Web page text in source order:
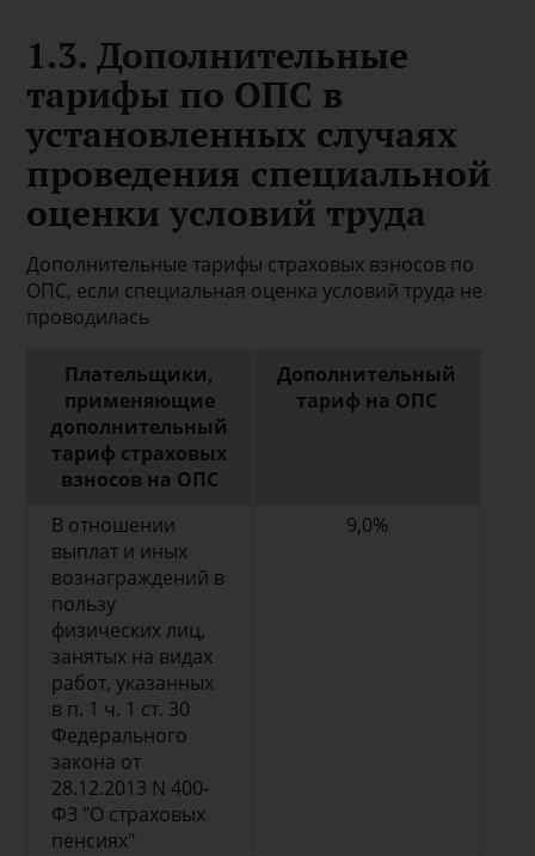
1.3. Дополнительные
тарифы по ОПС в
установленных случаях
проведения специальной
оценки условий труда
Дополнительные тарифы страховых взносов по
ОПС, если специальная оценка условий труда не
проводилась
Плательщики,
применяющие
дополнительный
тариф страховых
взносов на ОПС
Дополнительный
тариф на ОПС
В отношении
выплат и иных
вознаграждений в
пользу
физических лиц,
занятых на видах
работ, указанных
в п. 1 ч. 1 ст. 30
Федерального
закона от
28.12.2013 N 400-
ФЗ "О страховых
пенсиях"
9,0%